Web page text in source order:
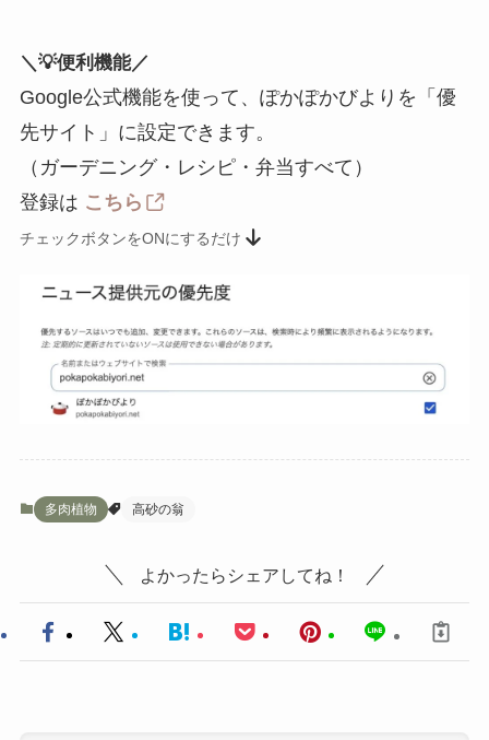
＼💡便利機能／
Google公式機能を使って、ぽかぽかびよりを「優
先サイト」に設定できます。
（ガーデニング・レシピ・弁当すべて）
登録は こちら
チェックボタンをONにするだけ
多肉植物 高砂の翁
よかったらシェアしてね！